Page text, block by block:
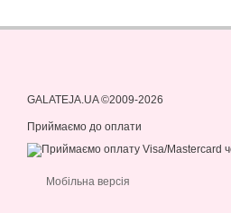
GALATEJA.UA ©2009-2026
Приймаємо до оплати
Мобільна версія